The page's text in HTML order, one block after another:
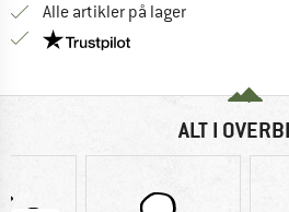
Alle artikler på lager
Vi er Trustpilot-
ALT I